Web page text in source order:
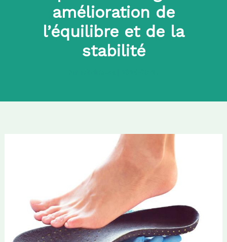
amélioration de
l’équilibre et de la
stabilité